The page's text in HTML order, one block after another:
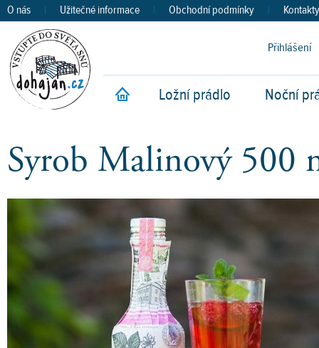
O nás | Užitečné informace | Obchodní podmínky | Kontakty
Přihlášení
Úvod
Ložní prádlo Noční
Syrob Malinový 500